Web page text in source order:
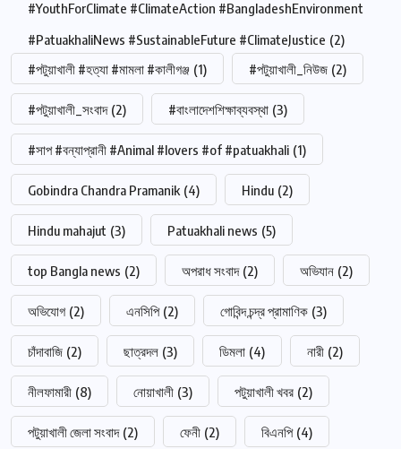
#YouthForClimate #ClimateAction #BangladeshEnvironment
#PatuakhaliNews #SustainableFuture #ClimateJustice (2)
#পটুয়াখালী #হত্যা #মামলা #কালীগঞ্জ (1) #পটুয়াখালী_নিউজ (2)
#পটুয়াখালী_সংবাদ (2) #বাংলাদেশশিক্ষাব্যবস্থা (3)
#সাপ #বন্যাপ্রানী #Animal #lovers #of #patuakhali (1)
Gobindra Chandra Pramanik (4) Hindu (2)
Hindu mahajut (3) Patuakhali news (5)
top Bangla news (2) অপরাধ সংবাদ (2) অভিযান (2)
অভিযোগ (2) এনসিপি (2) গোবিন্দ চন্দ্র প্রামাণিক (3)
চাঁদাবাজি (2) ছাত্রদল (3) ডিমলা (4) নারী (2)
নীলফামারী (8) নোয়াখালী (3) পটুয়াখালী খবর (2)
পটুয়াখালী জেলা সংবাদ (2) ফেনী (2) বিএনপি (4)